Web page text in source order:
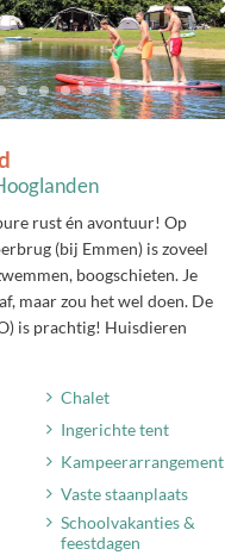
rust én avontuur! Op
(bij Emmen) is zoveel
boogschieten. Je
maar zou het wel doen. De
is prachtig! Huisdieren
Chalet
Ingerichte tent
Kampeerarrangement
Vaste staanplaats
Schoolvakanties &
feestdagen